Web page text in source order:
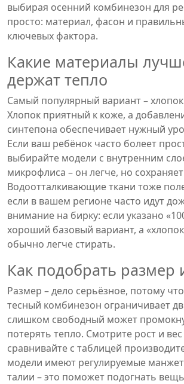
выбирая осенний комбинезон для
просто: материал, фасон и
ключевых фактора.
Какие материалы
держат тепло
Самый популярный вариант – хлопок
Хлопок приятный к коже, а
синтепона обеспечивает нужный
Если ваш ребёнок часто болеет
выбирайте модели с внутренним
микрофлиса – он легче, но
Водоотталкивающие ткани тоже
если в вашем регионе часто идут
внимание на бирку: если указано
хороший базовый вариант, а
обычно легче стирать.
Как подобрать размер
Размер – дело серьёзное, потому
тесный комбинезон ограничивает
слишком свободный может
потерять тепло. Смотрите рост и
сравнивайте с таблицей
модели имеют регулируемые
талии – это поможет подогнать